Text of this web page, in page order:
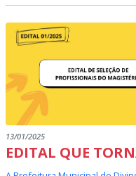
13/01/2025
EDITAL QUE